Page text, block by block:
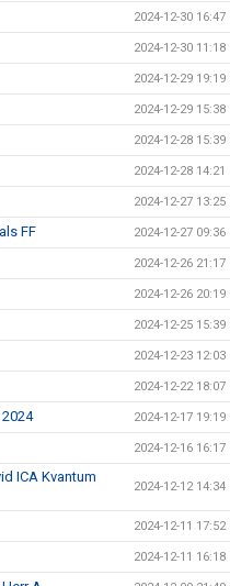
2024-12-30 16:47
2024-12-30 11:18
2024-12-29 19:19
2024-12-29 15:38
2024-12-28 15:39
2024-12-28 14:21
2024-12-27 13:25
FF 2024-12-27 09:36
2024-12-26 21:17
2024-12-26 20:19
2024-12-25 15:39
2024-12-23 12:03
2024-12-22 18:07
2024-12-17 19:19
2024-12-16 16:17
ICA Kvantum
2024-12-12 14:34
2024-12-11 17:52
2024-12-11 16:18